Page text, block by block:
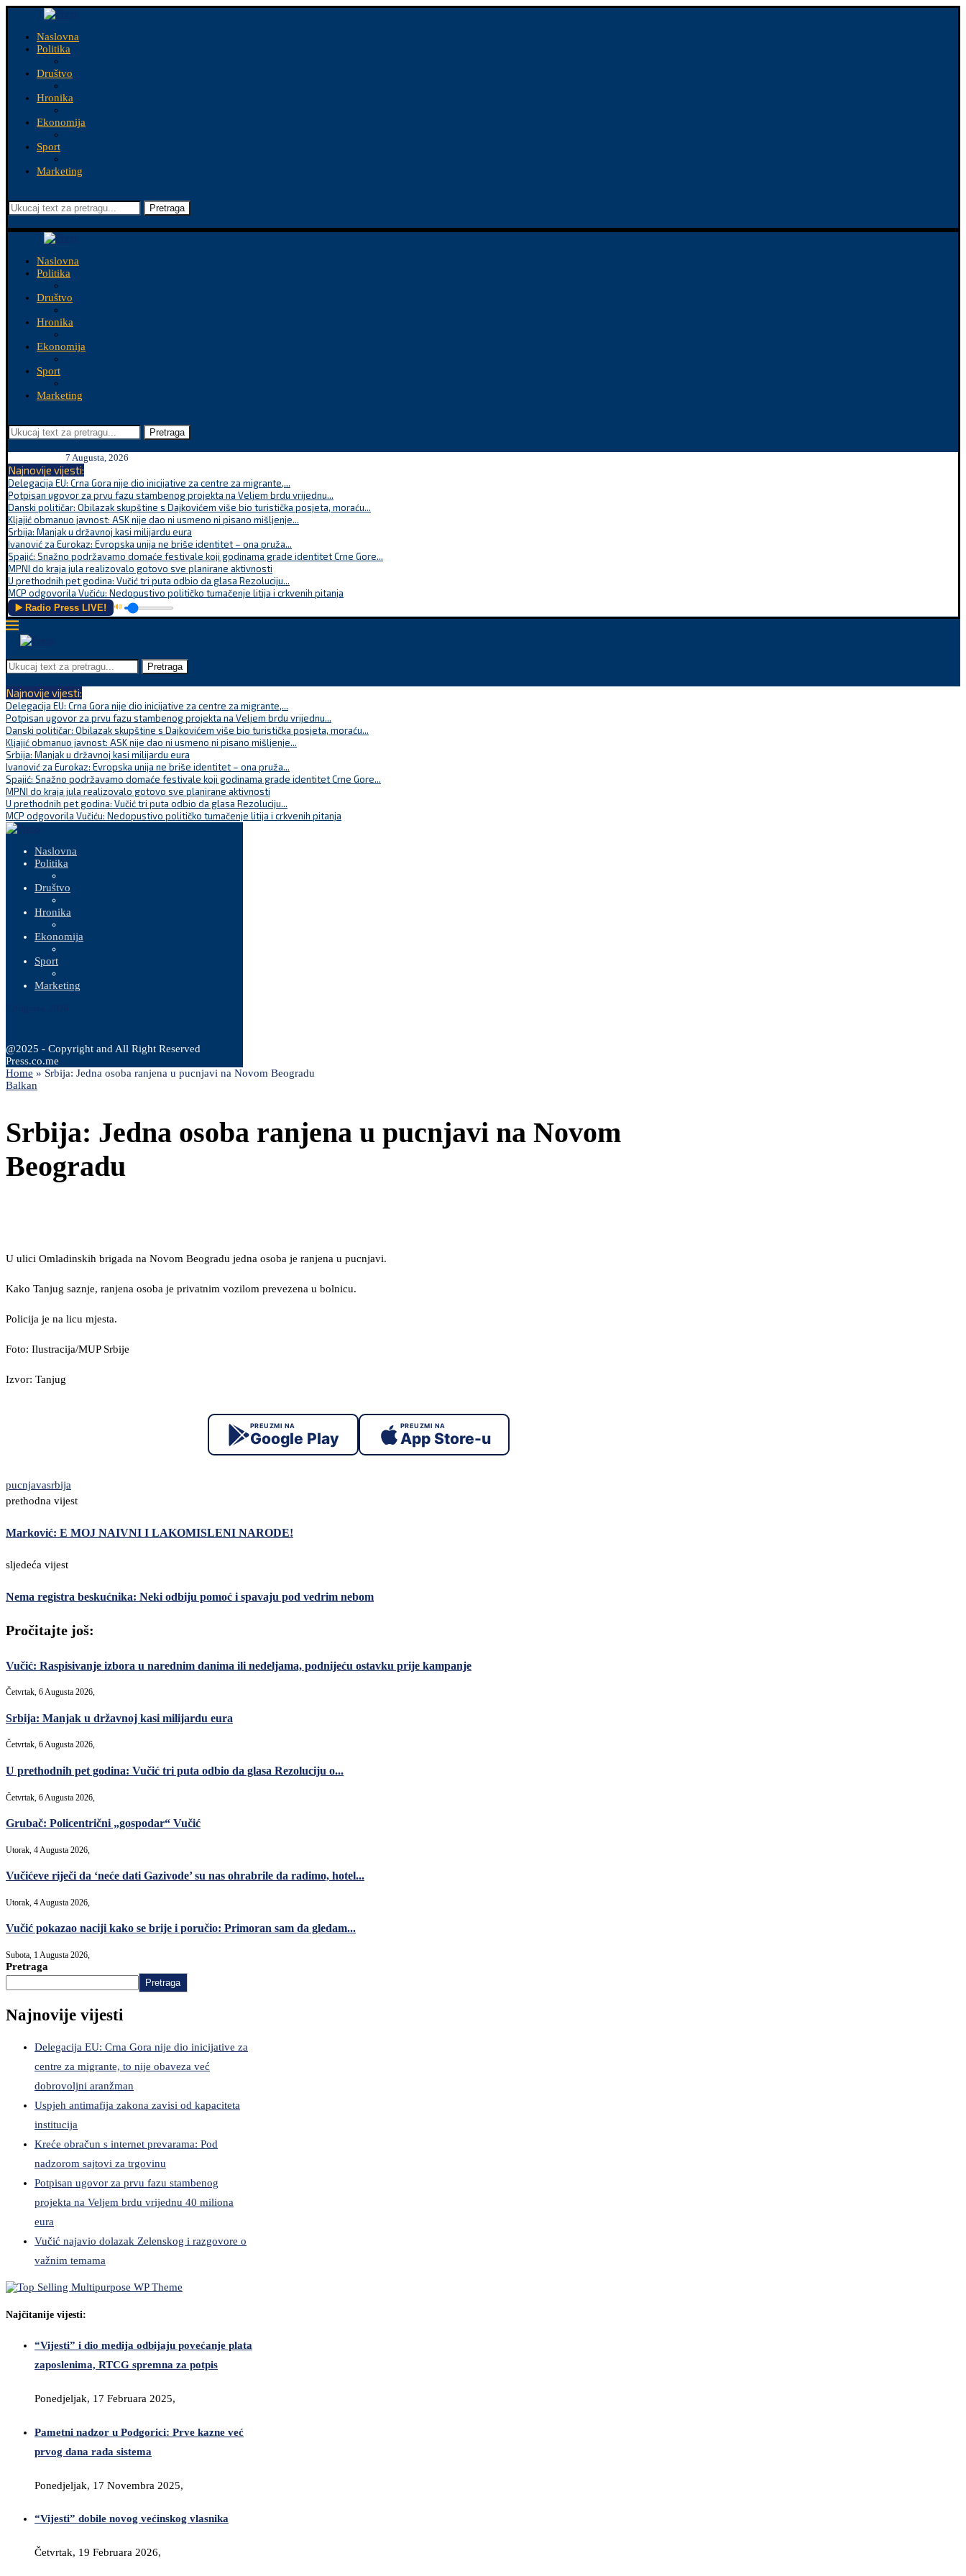
Naslovna
Politika
Društvo
Hronika
Ekonomija
Sport
Marketing
Pretraga
Naslovna
Politika
Društvo
Hronika
Ekonomija
Sport
Marketing
Pretraga
7 Augusta, 2026
Najnovije vijesti:
Delegacija EU: Crna Gora nije dio inicijative za centre za migrante,...
Potpisan ugovor za prvu fazu stambenog projekta na Veljem brdu vrijednu...
Danski političar: Obilazak skupštine s Dajkovićem više bio turistička posjeta, moraću...
Kljajić obmanuo javnost: ASK nije dao ni usmeno ni pisano mišljenje...
Srbija: Manjak u državnoj kasi milijardu eura
Ivanović za Eurokaz: Evropska unija ne briše identitet – ona pruža...
Spajić: Snažno podržavamo domaće festivale koji godinama grade identitet Crne Gore...
MPNI do kraja jula realizovalo gotovo sve planirane aktivnosti
U prethodnih pet godina: Vučić tri puta odbio da glasa Rezoluciju...
MCP odgovorila Vučiću: Nedopustivo političko tumačenje litija i crkvenih pitanja
▶️ Radio Press LIVE! 🔊
Pretraga
Najnovije vijesti:
Delegacija EU: Crna Gora nije dio inicijative za centre za migrante,...
Potpisan ugovor za prvu fazu stambenog projekta na Veljem brdu vrijednu...
Danski političar: Obilazak skupštine s Dajkovićem više bio turistička posjeta, moraću...
Kljajić obmanuo javnost: ASK nije dao ni usmeno ni pisano mišljenje...
Srbija: Manjak u državnoj kasi milijardu eura
Ivanović za Eurokaz: Evropska unija ne briše identitet – ona pruža...
Spajić: Snažno podržavamo domaće festivale koji godinama grade identitet Crne Gore...
MPNI do kraja jula realizovalo gotovo sve planirane aktivnosti
U prethodnih pet godina: Vučić tri puta odbio da glasa Rezoluciju...
MCP odgovorila Vučiću: Nedopustivo političko tumačenje litija i crkvenih pitanja
Naslovna
Politika
Društvo
Hronika
Ekonomija
Sport
Marketing
@2025 - Copyright and All Right Reserved
Press.co.me
Home » Srbija: Jedna osoba ranjena u pucnjavi na Novom Beogradu
Balkan
Srbija: Jedna osoba ranjena u pucnjavi na Novom
Beogradu
U ulici Omladinskih brigada na Novom Beogradu jedna osoba je ranjena u pucnjavi.
Kako Tanjug saznje, ranjena osoba je privatnim vozilom prevezena u bolnicu.
Policija je na licu mjesta.
Foto: Ilustracija/MUP Srbije
Izvor: Tanjug
PREUZMI NA
Google Play
PREUZMI NA
App Store-u
pucnjavasrbija
prethodna vijest
Marković: E MOJ NAIVNI I LAKOMISLENI NARODE!
sljedeća vijest
Nema registra beskućnika: Neki odbiju pomoć i spavaju pod vedrim nebom
Pročitajte još:
Vučić: Raspisivanje izbora u narednim danima ili nedeljama, podnijeću ostavku prije kampanje
Četvrtak, 6 Augusta 2026,
Srbija: Manjak u državnoj kasi milijardu eura
Četvrtak, 6 Augusta 2026,
U prethodnih pet godina: Vučić tri puta odbio da glasa Rezoluciju o...
Četvrtak, 6 Augusta 2026,
Grubač: Policentrični „gospodar“ Vučić
Utorak, 4 Augusta 2026,
Vučićeve riječi da ‘neće dati Gazivode’ su nas ohrabrile da radimo, hotel...
Utorak, 4 Augusta 2026,
Vučić pokazao naciji kako se brije i poručio: Primoran sam da gledam...
Subota, 1 Augusta 2026,
Pretraga
Pretraga
Najnovije vijesti
Delegacija EU: Crna Gora nije dio inicijative za
centre za migrante, to nije obaveza već
dobrovoljni aranžman
Uspjeh antimafija zakona zavisi od kapaciteta
institucija
Kreće obračun s internet prevarama: Pod
nadzorom sajtovi za trgovinu
Potpisan ugovor za prvu fazu stambenog
projekta na Veljem brdu vrijednu 40 miliona
eura
Vučić najavio dolazak Zelenskog i razgovore o
važnim temama
Najčitanije vijesti:
“Vijesti” i dio medija odbijaju povećanje plata
zaposlenima, RTCG spremna za potpis
Ponedjeljak, 17 Februara 2025,
Pametni nadzor u Podgorici: Prve kazne već
prvog dana rada sistema
Ponedjeljak, 17 Novembra 2025,
“Vijesti” dobile novog većinskog vlasnika
Četvrtak, 19 Februara 2026,